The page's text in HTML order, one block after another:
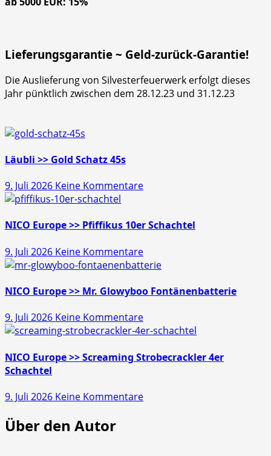
Lieferungsgarantie ~ Geld-zurück-Garantie!
Die Auslieferung von Silvesterfeuerwerk erfolgt dieses
Jahr pünktlich zwischen dem 28.12.23 und 31.12.23
Läubli >> Gold Schatz 45s
9. Juli 2026 Keine Kommentarezu
Gold
45s
NICO Europe >> Pfiffikus 10er Schachtel
9. Juli 2026 Keine Kommentarezu
NICO
>>
10er
Schachtel
NICO Europe >> Mr. Glowyboo Fontänenbatterie
9. Juli 2026 Keine Kommentarezu
NICO
>>
Fontänenbatterie
NICO Europe >> Screaming Strobecrackler 4er
Schachtel
9. Juli 2026 Keine Kommentarezu
Über den Autor